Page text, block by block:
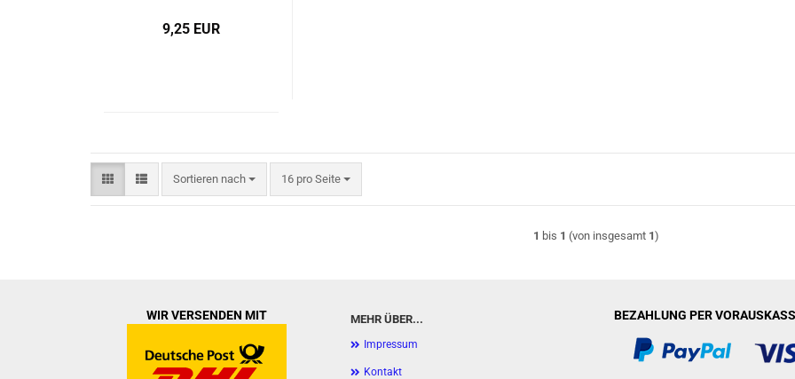
9,25 EUR
Sortieren nach
Sortieren nach 16 pro Seite
pro Seite
1 bis 1 (von insgesamt 1)
MEHR ÜBER...
Impressum
Kontakt
BEZAHLUNG PER
WIR VERSENDEN MIT